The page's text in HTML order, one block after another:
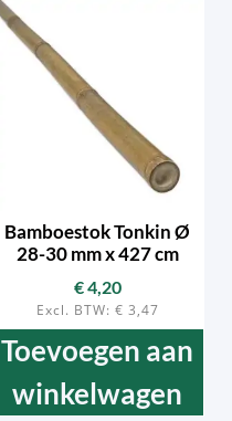
Bamboestok Tonkin Ø
28-30 mm x 427 cm
€4,20
Excl. BTW: € 3,47
Toevoegen aan
winkelwagen